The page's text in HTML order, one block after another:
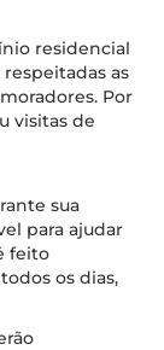
residencial
as
Por
visitas de
sua
para ajudar
feito
os dias,